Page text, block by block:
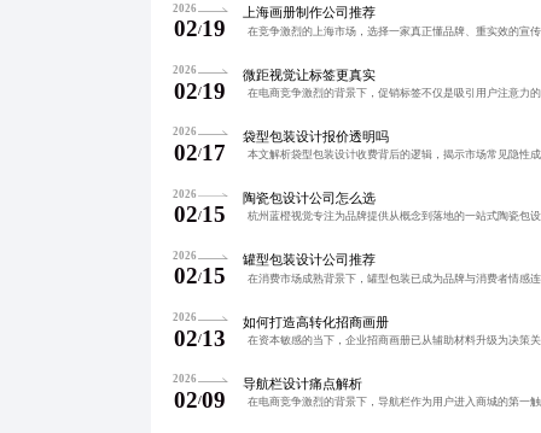
2026
02/19
上海画册制作公司推荐
2026
02/19
微距视觉让标签更真实
2026
02/17
袋型包装设计报价透明吗
2026
02/15
陶瓷包设计公司怎么选
2026
02/15
罐型包装设计公司推荐
2026
02/13
如何打造高转化招商画册
2026
02/09
导航栏设计痛点解析